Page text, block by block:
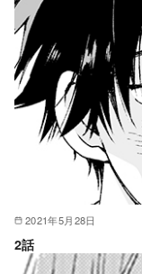
2021年5月28日
2話